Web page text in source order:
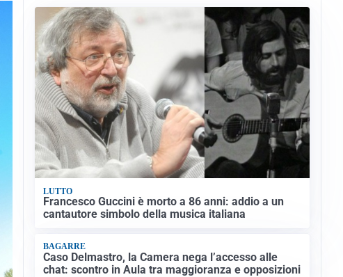
LUTTO
Francesco Guccini è morto a 86 anni: addio a un
cantautore simbolo della musica italiana
BAGARRE
Caso Delmastro, la Camera nega l’accesso alle
chat: scontro in Aula tra maggioranza e opposizioni